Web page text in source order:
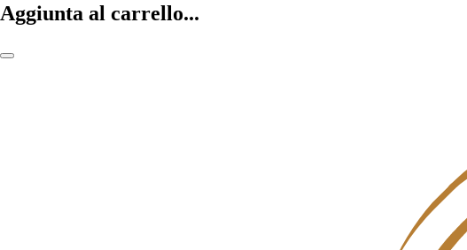
Aggiunta al carrello...